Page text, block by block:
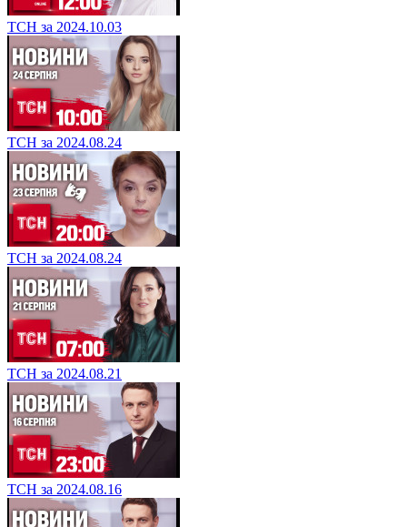
ТСН за 2024.10.03
ТСН за 2024.08.24
ТСН за 2024.08.24
ТСН за 2024.08.21
ТСН за 2024.08.16